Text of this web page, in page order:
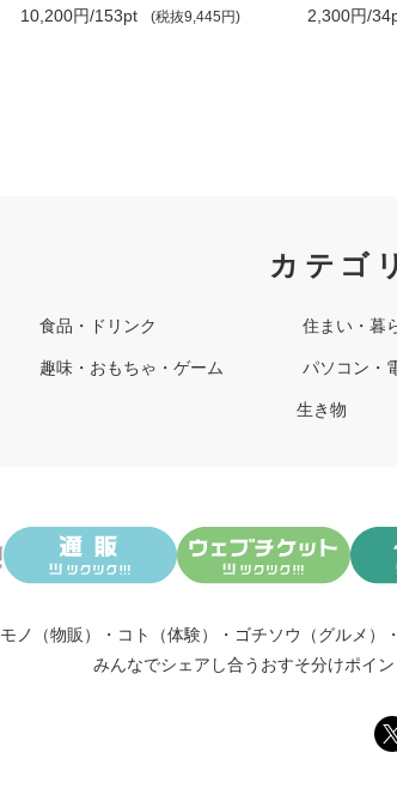
10,200円/153pt
(税抜9,445円)
2,300円/
カテゴ
食品・ドリンク 住まい・暮
趣味・おもちゃ・ゲーム パソコン・
生き物
モノ（物販） ・ コト（体験） ・ ゴチソウ（グルメ） ・
みんなでシェアし合う おすそ分けポイ